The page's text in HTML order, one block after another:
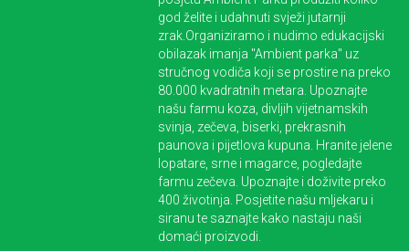
god želite i udahnuti svježi jutarnji
zrak. Organiziramo i nudimo edukacijski
obilazak imanja "Ambient parka" uz
stručnog vodiča koji se prostire na preko
80.000 kvadratnih metara. Upoznajte
našu farmu koza, divljih vijetnamskih
svinja, zečeva, biserki, prekrasnih
paunova i pijetlova kupuna. Hranite jelene
lopatare, srne i magarce, pogledajte
farmu zečeva. Upoznajte i doživite preko
400 životinja. Posjetite našu mljekaru i
siranu te saznajte kako nastaju naši
domaći proizvodi.